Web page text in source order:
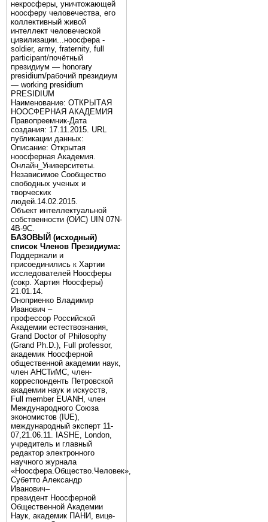
некросферы, уничтожающей
ноосферу человечества, его
коллективный живой
интеллект человеческой
цивилизации...ноосфера -
soldier, army, fraternity, full
participant/почётный
президиум — honorary
presidium/рабочий президиум
— working presidium
PRESIDIUM
Наименование: ОТКРЫТАЯ
НООСФЕРНАЯ АКАДЕМИЯ
Правопреемник-Дата
создания: 17.11.2015. URL
публикации данных:
Описание: Открытая
ноосферная Академия.
Онлайн_Университеты.
Независимое Сообщество
свободных ученых и
творческих
людей.14.02.2015.
Объект интеллектуальной
собственности (ОИС) UIN 07N-
4B-9C.
БАЗОВЫЙ (исходный)
список Членов Президиума:
Поддержали и
присоединились к Хартии
исследователей Ноосферы
(сокр. Хартия Ноосферы)
21.01.14.
Оноприенко Владимир
Иванович –
профессор Российской
Академии естествознания,
Grand Doctor of Philosophy
(Grand Ph.D.), Full professor,
академик Ноосферной
общественной академии наук,
член АНСТиМС, член-
корреспонденть Петровской
академии наук и искусств,
Full member EUANH, член
Международного Союза
экономистов (IUE),
международный эксперт 11-
07,21.06.11. IASHE, London,
учредитель и главный
редактор электронного
научного журнала
«Ноосфера.Общество.Человек»,
Субетто Александр
Иванович–
президент Ноосферной
Общественной Академии
Наук, академик ПАНИ, вице-